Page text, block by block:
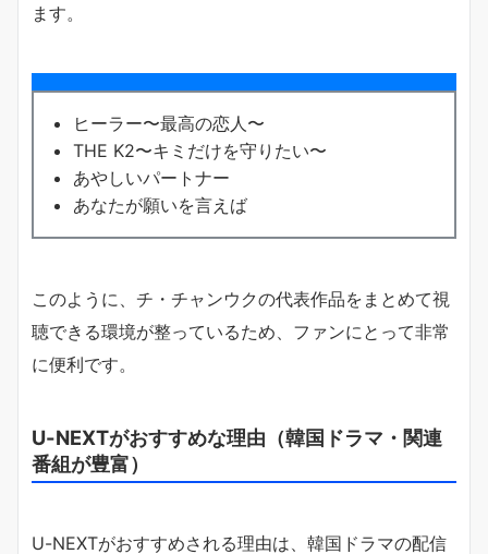
ます。
ヒーラー〜最高の恋人〜
THE K2〜キミだけを守りたい〜
あやしいパートナー
あなたが願いを言えば
このように、チ・チャンウクの代表作品をまとめて視
聴できる環境が整っているため、ファンにとって非常
に便利です。
U-NEXTがおすすめな理由（韓国ドラマ・関連
番組が豊富）
U-NEXTがおすすめされる理由は、韓国ドラマの配信